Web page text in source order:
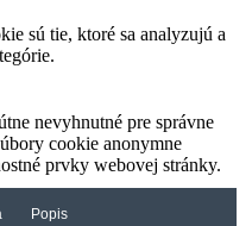
sú tie, ktoré sa analyzujú a
nevyhnutné pre správne
cookie anonymne
prvky webovej stránky.
Popis